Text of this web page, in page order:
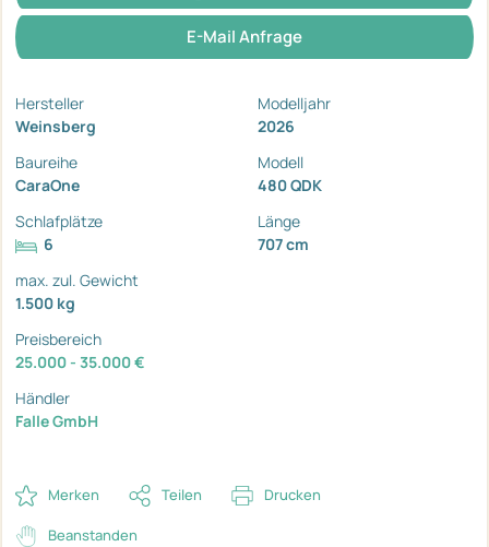
E-Mail Anfrage
Hersteller
Weinsberg
Modelljahr
2026
Baureihe
CaraOne
Modell
480 QDK
Schlafplätze
6
Länge
707 cm
max. zul. Gewicht
1.500 kg
Preisbereich
25.000 - 35.000 €
Händler
Falle GmbH
Merken Teilen Drucken
Beanstanden